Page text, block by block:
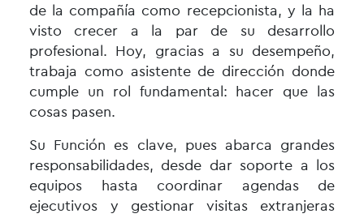
de la compañía como recepcionista, y la ha
visto crecer a la par de su desarrollo
profesional. Hoy, gracias a su desempeño,
trabaja como asistente de dirección donde
cumple un rol fundamental: hacer que las
cosas pasen.
Su Función es clave, pues abarca grandes
responsabilidades, desde dar soporte a los
equipos hasta coordinar agendas de
ejecutivos y gestionar visitas extranjeras